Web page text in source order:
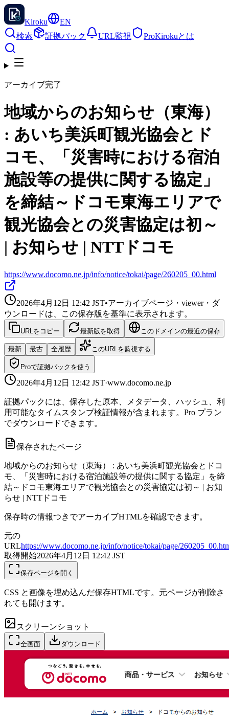
Kiroku
EN
検索
証拠パック URL監視 ProKirokuとは
アーカイブ完了
地域からのお知らせ（東海）
: あいち美浜町観光協会とド
コモ、「災害時における宿泊
施設等の提供に関する協定」
を締結～ドコモ東海エリアで
観光協会との災害協定は初～
| お知らせ | NTTドコモ
https://www.docomo.ne.jp/info/notice/tokai/page/260205_00.html
2026年4月12日 12:42 JST•アーカイブページ・viewer・ダ
ウンロードは、この保存版を基準に表示されます。
URLをコピー 最新版を取得 このドメインの最近の保存
最新 最古 全履歴 このURLを監視する
Proで証拠パックを使う
2026年4月12日 12:42 JST·www.docomo.ne.jp
証拠パックには、保存した原本、メタデータ、ハッシュ、利
用可能なタイムスタンプ検証情報が含まれます。Pro プラン
でダウンロードできます。
保存されたページ
地域からのお知らせ（東海） : あいち美浜町観光協会とドコ
モ、「災害時における宿泊施設等の提供に関する協定」を締
結～ドコモ東海エリアで観光協会との災害協定は初～ | お知
らせ | NTTドコモ
保存時の情報つきでアーカイブHTMLを確認できます。
元の
URLhttps://www.docomo.ne.jp/info/notice/tokai/page/
取得開始2026年4月12日 12:42 JST
保存ページを開く
CSS と画像を埋め込んだ保存HTMLです。元ページが削除さ
れても開けます。
スクリーンショット
全画面 ダウンロード